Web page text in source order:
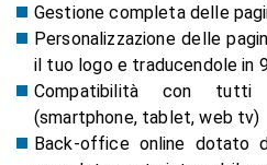
Gestione completa delle
Personalizzazione delle
il tuo logo e traducendole in
Compatibilità con
(smartphone, tablet, web tv)
Back-office online dotato